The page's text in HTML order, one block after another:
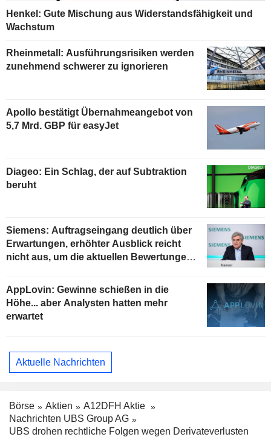
Henkel: Gute Mischung aus Widerstandsfähigkeit und
Wachstum
Rheinmetall: Ausführungsrisiken werden
zunehmend schwerer zu ignorieren
Apollo bestätigt Übernahmeangebot von
5,7 Mrd. GBP für easyJet
Diageo: Ein Schlag, der auf Subtraktion
beruht
Siemens: Auftragseingang deutlich über
Erwartungen, erhöhter Ausblick reicht
nicht aus, um die aktuellen Bewertungen
AppLovin: Gewinne schießen in die
Höhe... aber Analysten hatten mehr
erwartet
Aktuelle Nachrichten
Börse Aktien
A12DFH Aktie
Nachrichten UBS Group AG
UBS drohen rechtliche Folgen wegen Derivateverlusten